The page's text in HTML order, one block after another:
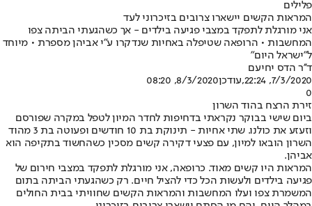
פלילים
המראות הקשים יישארו צרובים בזיכרוני לעד
אני מורגלת לתפקד במצבי פגיעה בילדים - אך כשהגעתי הביתה צפו
המחשבות • הרופאה שטיפלה באחיות שנדקרו ע"י אביהן מספרת • מיוחד
ל"ישראל היום"
ד''ר הדס יחיעם
7/3/2020, 22:24
,עודכן8/3/2020, 08:20
0
זירת הרצח בהוד השרון
ביום שישי בבוקר נקראתי בדחיפות לחדר המיון לטפל במקרה שפורסם
וזעזע את כולנו. שתי אחיות - תינוקת בת 10 חודשים ופעוטה בת 3 מהוד
השרון הובאו למיון, עם פצעי דקירה קשים מסכין כשהחשוד בתקיפה הוא
אביהן.
המראות היו קשים מאוד. כרופאה, אני מורגלת לתפקד במצבי חירום של
פגיעה בילדים ולעשות הכל כדי להציל חיים. רק כשהגעתי הביתה בתום
המשמרת צפו ועלו המחשבות והמראות הקשים שחוויתי בבית החולים